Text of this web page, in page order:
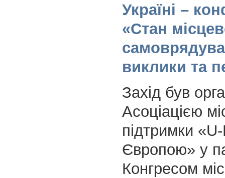
Україні –
«Стан
виклики та
Захід був
Асоціацією
підтримки
Європою» у
Конгресом